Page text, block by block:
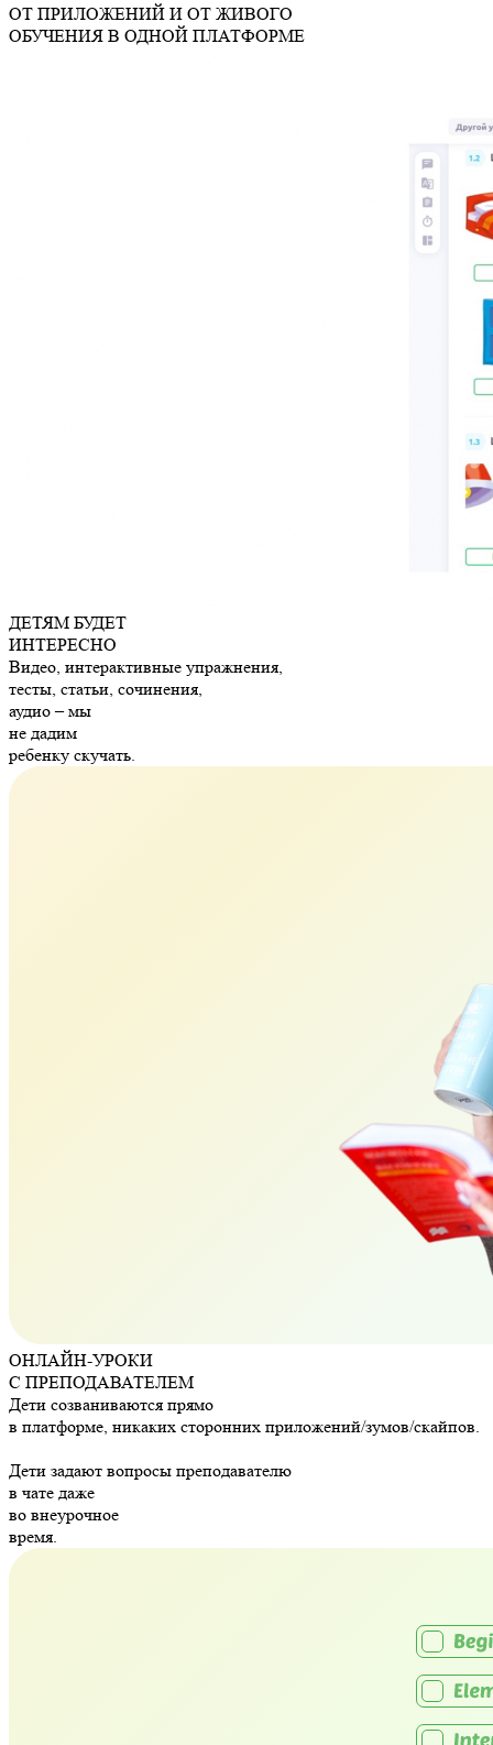
ОТ ПРИЛОЖЕНИЙ И ОТ ЖИВОГО
ОБУЧЕНИЯ В ОДНОЙ ПЛАТФОРМЕ
ДЕТЯМ БУДЕТ
ИНТЕРЕСНО
Видео, интерактивные упражнения,
тесты, статьи, сочинения,
аудио – мы
не дадим
ребенку скучать.
ОНЛАЙН-УРОКИ
С ПРЕПОДАВАТЕЛЕМ
Дети созваниваются прямо
в платформе, никаких сторонних приложений/зумов/скайпов.
Дети задают вопросы преподавателю
в чате даже
во внеурочное
время.